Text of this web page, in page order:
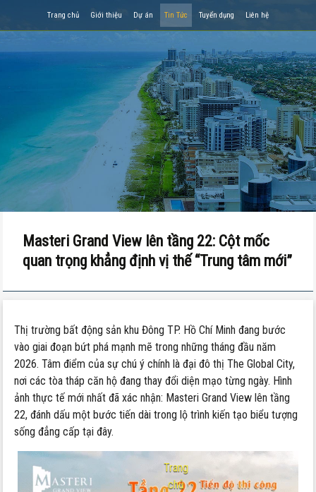
Trang chủ Giới thiệu Dự án Tin Tức Tuyển dụng Liên hệ
Trang
chủ
Masteri Grand View lên tầng 22: Cột mốc
quan trọng khẳng định vị thế “Trung tâm mới”
Thị trường bất động sản khu Đông TP. Hồ Chí Minh đang bước
vào giai đoạn bứt phá mạnh mẽ trong những tháng đầu năm
2026. Tâm điểm của sự chú ý chính là đại đô thị The Global City,
nơi các tòa tháp căn hộ đang thay đổi diện mạo từng ngày. Hình
ảnh thực tế mới nhất đã xác nhận: Masteri Grand View lên tầng
22, đánh dấu một bước tiến dài trong lộ trình kiến tạo biểu tượng
sống đẳng cấp tại đây.